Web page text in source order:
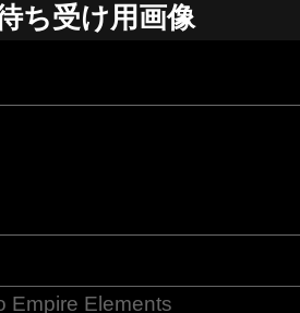
ち受け用画像
Empire Elements